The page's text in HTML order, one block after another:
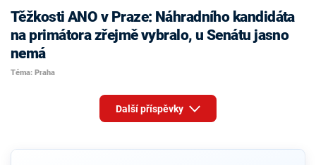
Těžkosti ANO v Praze: Náhradního kandidáta
na primátora zřejmě vybralo, u Senátu jasno
nemá
Téma: Praha
Další příspěvky